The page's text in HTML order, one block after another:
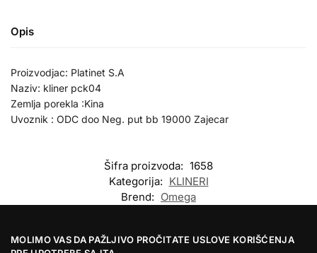
Opis
Proizvodjac: Platinet S.A
Naziv: kliner pck04
Zemlja porekla :Kina
Uvoznik : ODC doo Neg. put bb 19000 Zajecar
Šifra proizvoda: 1658
Kategorija: KLINERI
Brend: Omega
MOLIMO VAS DA PAŽLJIVO PROČITATE USLOVE KORIŠĆENJA